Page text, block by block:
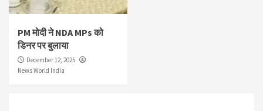
PM मोदी ने NDA MPs को
डिनर पर बुलाया
December 12, 2025
News World India